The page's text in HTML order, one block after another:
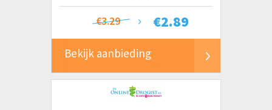
€2.89
€3.29
Bekijk aanbieding